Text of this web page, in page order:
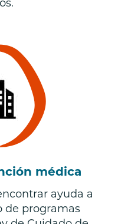
médica
ayuda a
de programas